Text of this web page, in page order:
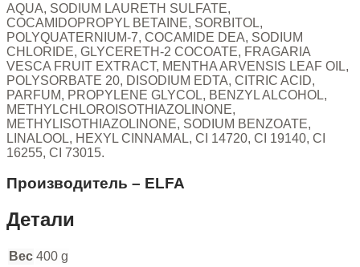
AQUA, SODIUM LAURETH SULFATE,
COCAMIDOPROPYL BETAINE, SORBITOL,
POLYQUATERNIUM-7, COCAMIDE DEA, SODIUM
CHLORIDE, GLYCERETH-2 COCOATE, FRAGARIA
VESCA FRUIT EXTRACT, MENTHA ARVENSIS LEAF OIL,
POLYSORBATE 20, DISODIUM EDTA, CITRIC ACID,
PARFUM, PROPYLENE GLYCOL, BENZYL ALCOHOL,
METHYLCHLOROISOTHIAZOLINONE,
METHYLISOTHIAZOLINONE, SODIUM BENZOATE,
LINALOOL, HEXYL CINNAMAL, CI 14720, CI 19140, CI
16255, CI 73015.
Производитель – ELFA
Детали
Вес 400 g